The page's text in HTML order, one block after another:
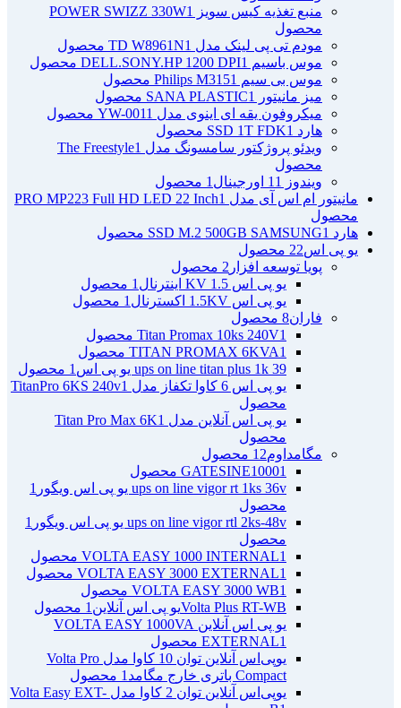
منبع تغذیه کیس سویز POWER SWIZZ 330W
1
محصول
مودم تی پی لینک مدل TD W8961N 1 محصول
موس باسیم DELL.SONY.HP 1200 DPI 1 محصول
موس بی سیم Philips M315 1 محصول
میز مانیتور SANA PLASTIC
1 محصول
میکروفون یقه ای اینوی مدل YW-001 1 محصول
هارد SSD 1T FDK 1 محصول
ویدئو پروژکتور سامسونگ مدل The Freestyle 1
محصول
ویندوز 11 اورجینال
1 محصول
مانیتور ام اس آی مدل PRO MP223 Full HD LED 22 Inch 1
محصول
هارد SSD M.2 500GB SAMSUNG 1 محصول
یو پی اس22 محصول
پویا توسعه افزار 2 محصول
یو پی اس 1.5 KV اینترنال
1 محصول
یو پی اس 1.5KV اکسترنال
1 محصول
فاران8 محصول
Titan Promax 10ks 240V1 محصول
TITAN PROMAX 6KVA1 محصول
ups on line titan plus 1k 39 یو پی اس
1 محصول
یو پی اس 6 کاوا تکفاز مدل TitanPro 6KS 240v
1
محصول
یو پی اس آنلاین مدل Titan Pro Max 6K 1
محصول
مگامداوم12 محصول
GATESINE10001 محصول
ups on line vigor rt 1ks 36v یو پی اس ویگور
1
محصول
ups on line vigor rtl 2ks-48v یو پی اس ویگور
1
محصول
VOLTA EASY 1000 INTERNAL1 محصول
VOLTA EASY 3000 EXTERNAL1 محصول
VOLTA EASY 3000 WB1 محصول
Volta Plus RT-WBیو پی اس آنلاین
1 محصول
یو پی اس آنلاین VOLTA EASY 1000VA
EXTERNAL1 محصول
یو‌پی‌اس آنلاین توان 10 کاوا مدل Volta Pro
Compact باتری خارج مگامد
1 محصول
یو‌پی‌اس آنلاین توان 2 کاوا مدل Volta Easy EXT-